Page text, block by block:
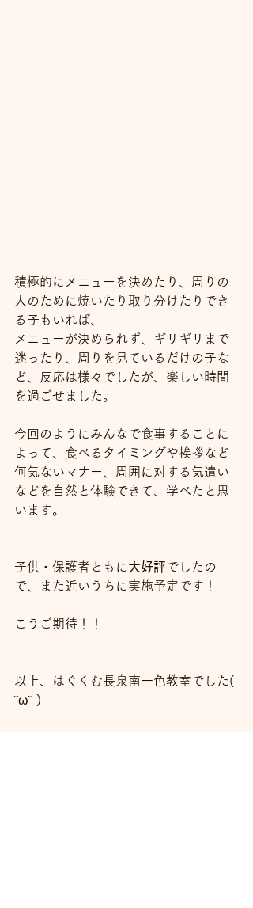
積極的にメニューを決めたり、周りの
人のために焼いたり取り分けたりでき
る子もいれば、
メニューが決められず、ギリギリまで
迷ったり、周りを見ているだけの子な
ど、反応は様々でしたが、楽しい時間
を過ごせました。
今回のようにみんなで食事することに
よって、食べるタイミングや挨拶など
何気ないマナー、周囲に対する気遣い
などを自然と体験できて、学べたと思
います。
子供・保護者ともに 大好評でしたの
で、また近いうちに実施予定です！
こうご期待！！
以上、はぐくむ長泉南一色教室でした(
˘ω˘ )